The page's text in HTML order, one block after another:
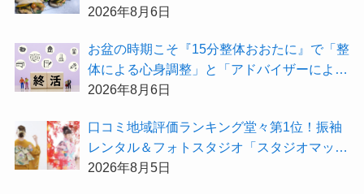
い天然酵母手作り減塩パンを召し上がれ♪
2026年8月6日
お盆の時期こそ『15分整体おおたに』で「整
体による心身調整」と「アドバイザーによる
身辺整理の準備」をしてみませんか？
2026年8月6日
⼝コミ地域評価ランキング堂々第1位！振袖
レンタル＆フォトスタジオ「スタジオマック
ス」がお得な『2026年8月限定キャンペー
2026年8月5日